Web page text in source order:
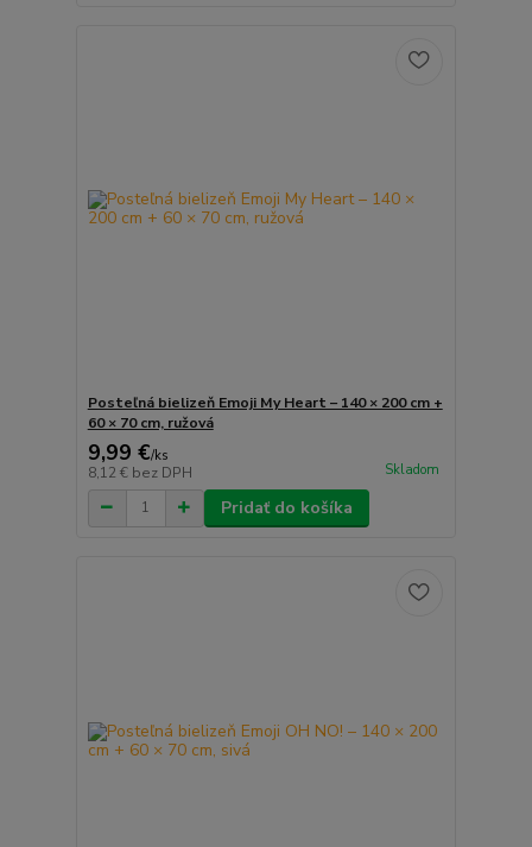
Posteľná bielizeň Emoji My Heart – 140 × 200 cm +
60 × 70 cm, ružová
9,99 €/ks
8,12 € bez DPH Skladom
Pridať do košíka